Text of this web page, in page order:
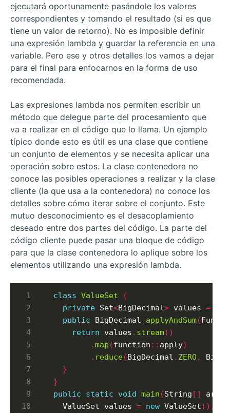
ejecutará oportunamente pasándole los valores
correspondientes y tomando el resultado (si es que
tiene un valor de retorno). No es imposible definir
una expresión lambda y guardar la referencia en una
variable. Pero ese y otros detalles los vamos a dejar
para el final para enfocarnos en la forma de uso
recomendada.
Las expresiones lambda nos permiten escribir un
método que delegue parte del procesamiento que
va a realizar en el código que lo llama. Un ejemplo
típico donde esto es útil es una clase que contiene
un conjunto de elementos y se necesita aplicar una
operación sobre estos. La clase contenedora no
conoce las posibles operaciones a realizar y la clase
cliente (la que usa a la contenedora) no conoce los
detalles sobre cómo iterar sobre el conjunto. Este
mutuo desconocimiento es el desacoplamiento
deseado entre dos partes del código. La parte del
código cliente puede pasar una bloque de código
para que la clase contenedora lo aplique sobre los
elementos utilizando una expresión lambda.
class ValueSet
{
private Set<BigDecimal> values =
public BigDecimal applyAndSum(
return values . stream()
.map (function :: apply)
. reduce(BigDecimal . ZERO,
}
}
public
static void main (String [] args
  ValueSet values
= new ValueSet ();